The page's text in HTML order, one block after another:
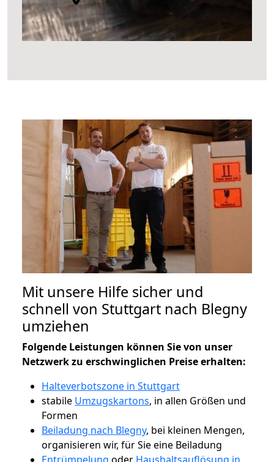
Mit unsere Hilfe sicher und
schnell von Stuttgart nach Blegny
umziehen
Folgende Leistungen können Sie von unser
Netzwerk zu erschwinglichen Preise erhalten:
Halteverbotszone in Stuttgart
stabile Umzugskartons, in allen Größen und
Formen
Beiladung nach Blegny, bei kleinen Mengen,
organisieren wir, für Sie eine Beiladung